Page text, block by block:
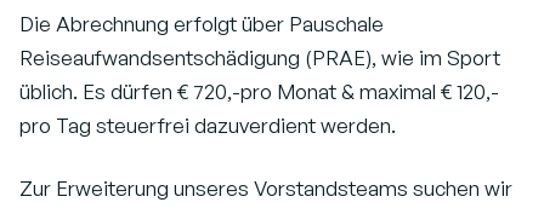
Die Abrechnung erfolgt über Pauschale
Reiseaufwandsentschädigung (PRAE), wie im Sport
üblich. Es dürfen € 720,-pro Monat & maximal € 120,-
pro Tag steuerfrei dazuverdient werden.
Zur Erweiterung unseres Vorstandsteams suchen wir